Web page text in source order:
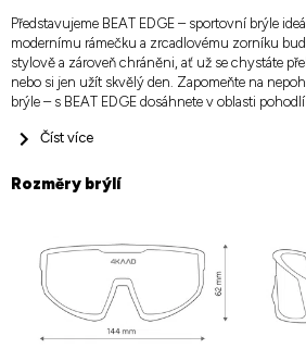
Představujeme BEAT EDGE – sportovní brýle
modernímu rámečku a zrcadlovému zorníku
stylově a zároveň chráněni, ať už se chystáte
nebo si jen užít skvělý den. Zapomeňte na
brýle – s BEAT EDGE dosáhnete v oblasti
Číst více
Rozměry brýlí